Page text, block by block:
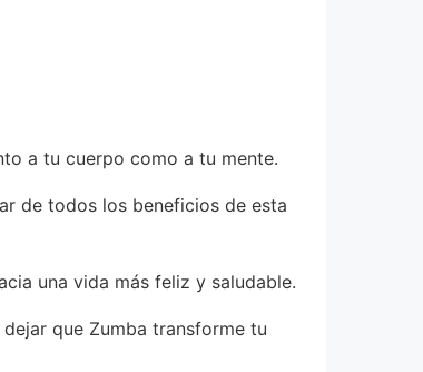
a tu cuerpo como a tu mente.
de todos los beneficios de esta
una vida más feliz y saludable.
que Zumba transforme tu